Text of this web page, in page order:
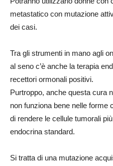
metastatico con mutazione
dei casi.
Tra gli strumenti in mano agli
al seno c’è anche la terapia
recettori ormonali positivi.
Purtroppo, anche questa cura
non funziona bene nelle forme
di rendere le cellule tumorali
endocrina standard.
Si tratta di una mutazione